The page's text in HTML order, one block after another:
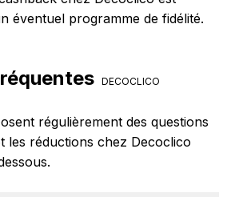
éventuel programme de fidélité.
DECOCLICO
régulièrement des questions
les réductions chez Decoclico